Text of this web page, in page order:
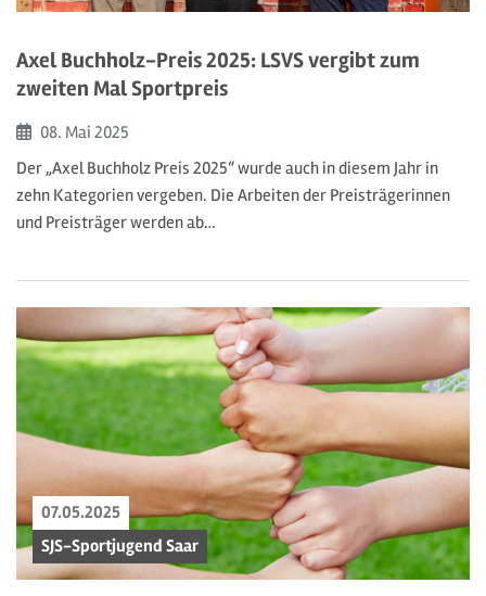
Axel Buchholz-Preis 2025: LSVS vergibt zum
zweiten Mal Sportpreis
Beginn:
08. Mai 2025
Der „Axel Buchholz Preis 2025“ wurde auch in diesem Jahr in
zehn Kategorien vergeben. Die Arbeiten der Preisträgerinnen
und Preisträger werden ab…
07.05.2025
SJS-Sportjugend Saar